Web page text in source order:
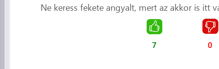
Ne keress fekete angyalt, mert az akkor is itt
7 0